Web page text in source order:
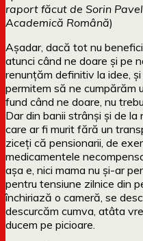
raport făcut de Sorin
Academică Română)
Așadar, dacă tot nu
atunci când ne doare și pe
renunțăm definitiv la idee,
permitem să ne cumpărăm
fund când ne doare, nu
Dar din banii strânși și de
care ar fi murit fără un
ziceți că pensionarii, de
medicamentele
așa e, nici mama nu și-ar
pentru tensiune zilnice din
închiriază o cameră, se
descurcăm cumva, atâta
ducem pe picioare.